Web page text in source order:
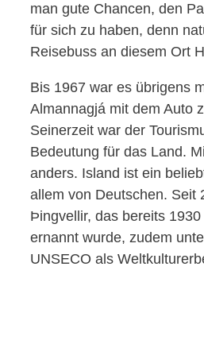
man gute Chancen, den
für sich zu haben, denn
Reisebuss an diesem Ort
Bis 1967 war es übrigens
Almannagjá mit dem Auto
Seinerzeit war der
Bedeutung für das Land.
anders. Island ist ein
allem von Deutschen. Seit
Þingvellir, das bereits
ernannt wurde, zudem
UNSECO als